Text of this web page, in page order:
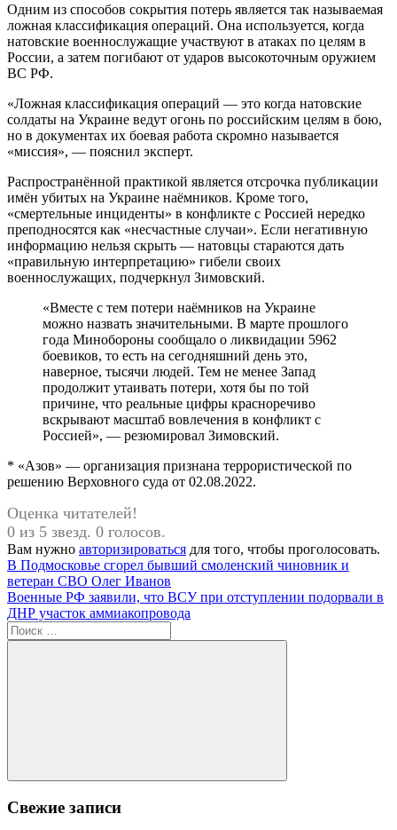
Одним из способов сокрытия потерь является так называемая
ложная классификация операций. Она используется, когда
натовские военнослужащие участвуют в атаках по целям в
России, а затем погибают от ударов высокоточным оружием
ВС РФ.
«Ложная классификация операций — это когда натовские
солдаты на Украине ведут огонь по российским целям в бою,
но в документах их боевая работа скромно называется
«миссия», — пояснил эксперт.
Распространённой практикой является отсрочка публикации
имён убитых на Украине наёмников. Кроме того,
«смертельные инциденты» в конфликте с Россией нередко
преподносятся как «несчастные случаи». Если негативную
информацию нельзя скрыть — натовцы стараются дать
«правильную интерпретацию» гибели своих
военнослужащих, подчеркнул Зимовский.
«Вместе с тем потери наёмников на Украине
можно назвать значительными. В марте прошлого
года Минобороны сообщало о ликвидации 5962
боевиков, то есть на сегодняшний день это,
наверное, тысячи людей. Тем не менее Запад
продолжит утаивать потери, хотя бы по той
причине, что реальные цифры красноречиво
вскрывают масштаб вовлечения в конфликт с
Россией», — резюмировал Зимовский.
* «Азов» — организация признана террористической по
решению Верховного суда от 02.08.2022.
Оценка читателей!
0 из 5 звезд. 0 голосов.
Вам нужно авторизироваться для того, чтобы проголосовать.
Навигация
по
записям
Предыдущая
запись:
В Подмосковье сгорел бывший смоленский чиновник и
ветеран СВО Олег Иванов
Следующая
запись:
Военные РФ заявили, что ВСУ при отступлении подорвали в
ДНР участок аммиакопровода
Поиск
для:
Поиск
Свежие записи